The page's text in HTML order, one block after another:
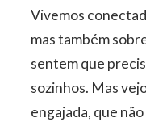
Vivemos
mas também
sentem que
sozinhos. Mas
engajada, que